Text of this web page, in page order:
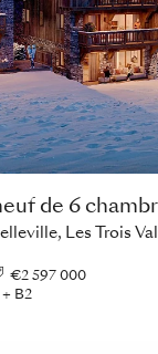
de 6
Les Trois
€2 597 000
+ B2